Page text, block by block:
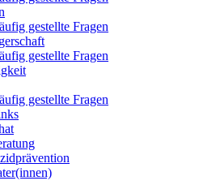
gestellte Fragen
gestellte Fragen
gestellte Fragen